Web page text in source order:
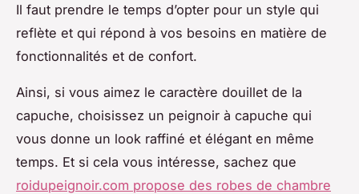
Il faut prendre le temps d’opter pour un style qui
reflète et qui répond à vos besoins en matière de
fonctionnalités et de confort.
Ainsi, si vous aimez le caractère douillet de la
capuche, choisissez un peignoir à capuche qui
vous donne un look raffiné et élégant en même
temps. Et si cela vous intéresse, sachez que
roidupeignoir.com propose des robes de chambre